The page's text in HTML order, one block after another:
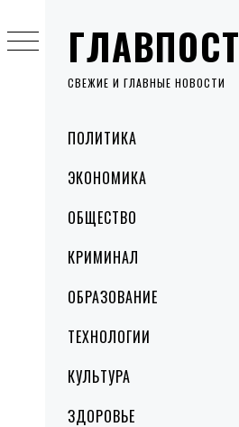
ГЛАВПОСТ
СВЕЖИЕ И ГЛАВНЫЕ НОВОСТИ
MenuПОЛИТИКА
ЭКОНОМИКА
ОБЩЕСТВО
КРИМИНАЛ
ОБРАЗОВАНИЕ
ТЕХНОЛОГИИ
КУЛЬТУРА
ЗДОРОВЬЕ
to
content